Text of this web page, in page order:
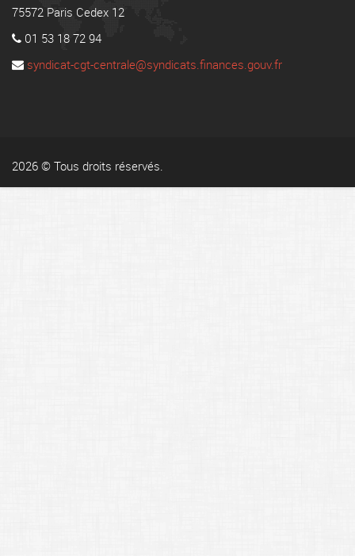
75572 Paris Cedex 12
01 53 18 72 94
syndicat-cgt-centrale@syndicats.finances.gouv.fr
2026 © Tous droits réservés.